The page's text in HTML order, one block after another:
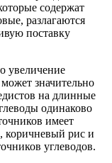
содержат
разлагаются
поставку
увеличение
значительно
на длинные
одинаково
имеет
коричневый рис и
углеводов.